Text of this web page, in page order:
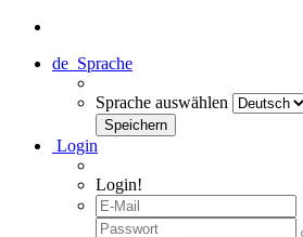
de Sprache
Sprache auswählen
Login
Login!